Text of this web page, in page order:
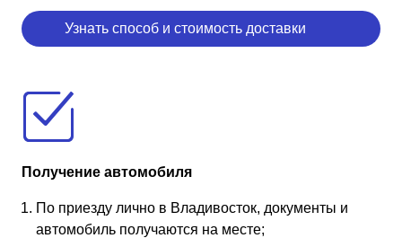
Узнать способ и стоимость доставки
Получение автомобиля
По приезду лично в Владивосток, документы и
автомобиль получаются на месте;